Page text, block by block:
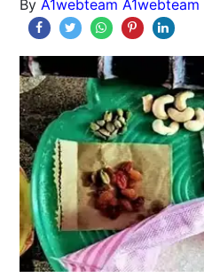
By A1webteam A1webteam